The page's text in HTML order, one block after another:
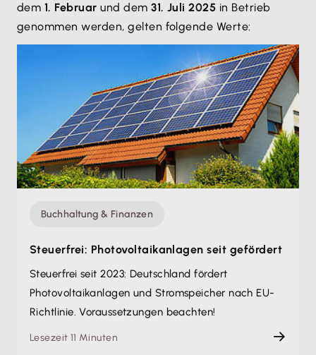
dem 1. Februar und dem31. Juli 2025 in Betrieb
genommen werden, gelten folgende Werte:
Buchhaltung & Finanzen
Steuerfrei: Photovoltaikanlagen seit gefördert
Steuerfrei seit 2023: Deutschland fördert
Photovoltaikanlagen und Stromspeicher nach EU-
Richtlinie. Voraussetzungen beachten!
Lesezeit 11 Minuten